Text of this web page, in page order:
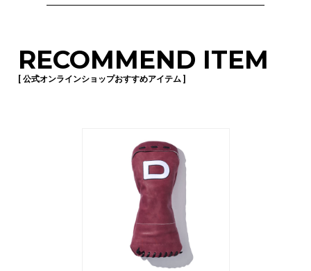
RECOMMEND ITEM
[ 公式オンラインショップおすすめアイテム ]